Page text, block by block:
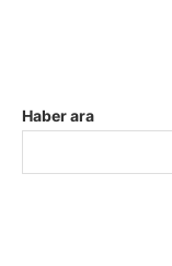
Haber ara